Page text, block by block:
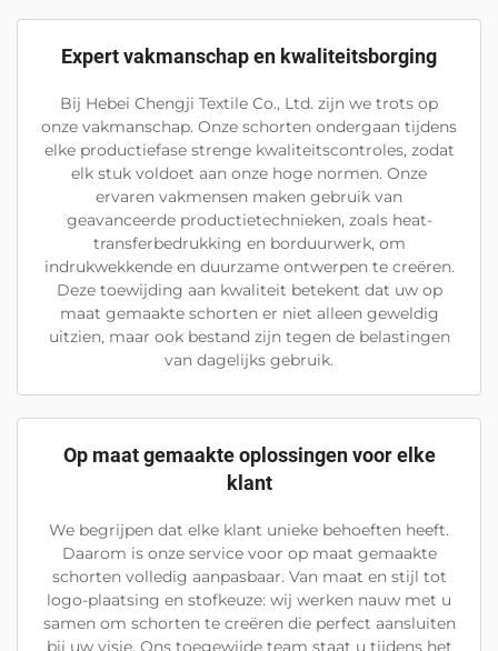
Expert vakmanschap en kwaliteitsborging
Bij Hebei Chengji Textile Co., Ltd. zijn we trots op
onze vakmanschap. Onze schorten ondergaan tijdens
elke productiefase strenge kwaliteitscontroles, zodat
elk stuk voldoet aan onze hoge normen. Onze
ervaren vakmensen maken gebruik van
geavanceerde productietechnieken, zoals heat-
transferbedrukking en borduurwerk, om
indrukwekkende en duurzame ontwerpen te creëren.
Deze toewijding aan kwaliteit betekent dat uw op
maat gemaakte schorten er niet alleen geweldig
uitzien, maar ook bestand zijn tegen de belastingen
van dagelijks gebruik.
Op maat gemaakte oplossingen voor elke
klant
We begrijpen dat elke klant unieke behoeften heeft.
Daarom is onze service voor op maat gemaakte
schorten volledig aanpasbaar. Van maat en stijl tot
logo-plaatsing en stofkeuze: wij werken nauw met u
samen om schorten te creëren die perfect aansluiten
bij uw visie. Ons toegewijde team staat u tijdens het